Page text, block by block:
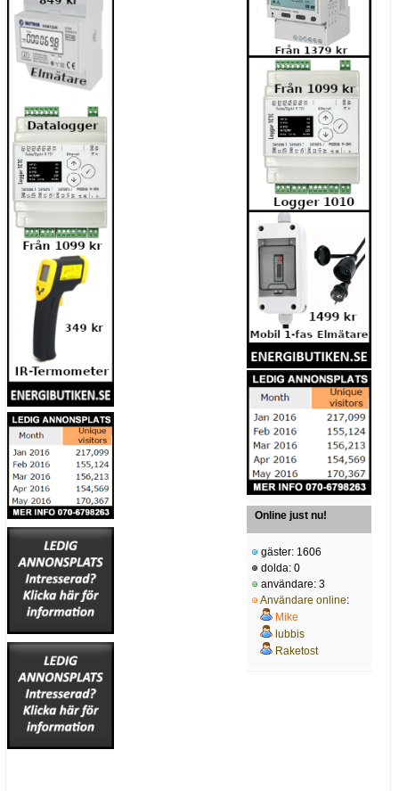
Online just nu!
gäster: 1606
dolda: 0
användare: 3
Användare online:
Mike
lubbis
Raketost